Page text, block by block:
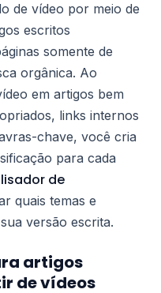
de vídeo por meio de
escritos
somente de
orgânica. Ao
em artigos bem
links internos
chave, você cria
para cada
de
quais temas e
versão escrita.
artigos
de vídeos